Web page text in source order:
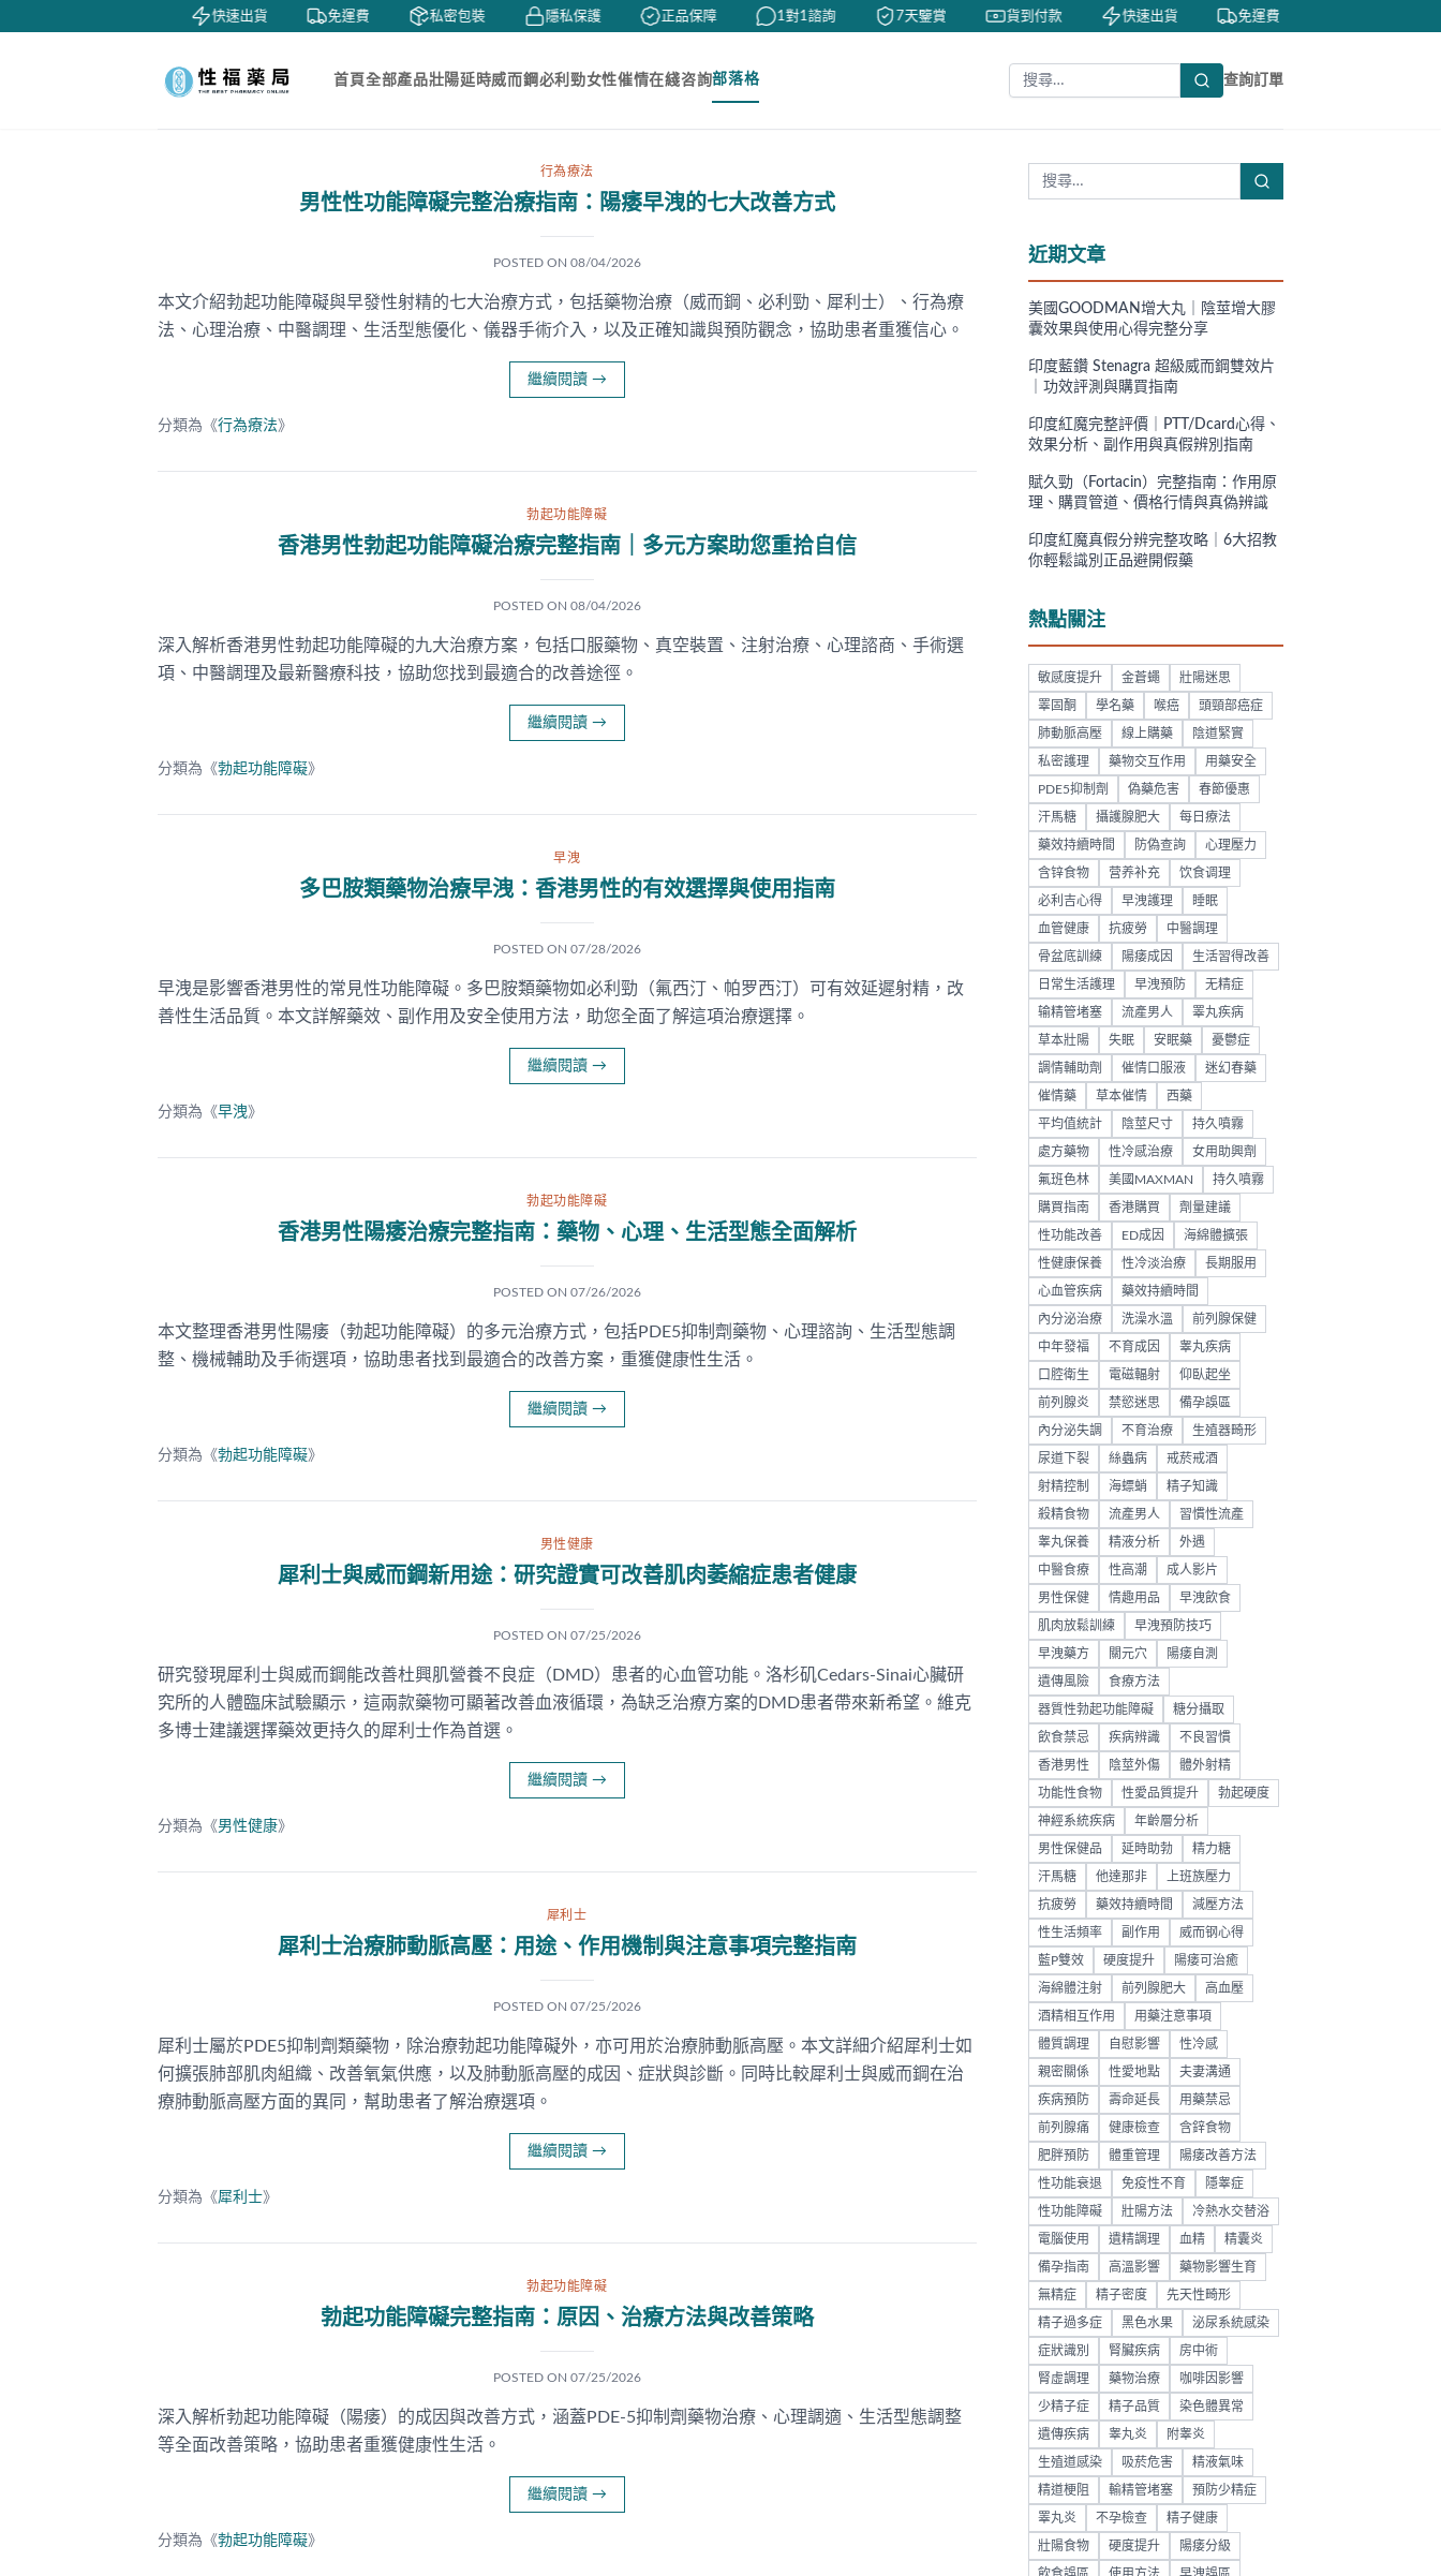
快速出貨 免運費 私密包裝 隱私保護 正品保障 1對1諮詢 7天鑒賞 貨到付款 快速出貨 免運費
首頁全部產品壯陽延時威而鋼必利勁女性催情在綫咨詢部落格 查詢訂單
行為療法
男性性功能障礙完整治療指南：陽痿早洩的七大改善方式
POSTED ON 08/04/2026
本文介紹勃起功能障礙與早發性射精的七大治療方式，包括藥物治療（威而鋼、必利勁、犀利士）、行為療
法、心理治療、中醫調理、生活型態優化、儀器手術介入，以及正確知識與預防觀念，協助患者重獲信心。
繼續閱讀 →
分類為《行為療法》
勃起功能障礙
香港男性勃起功能障礙治療完整指南｜多元方案助您重拾自信
POSTED ON 08/04/2026
深入解析香港男性勃起功能障礙的九大治療方案，包括口服藥物、真空裝置、注射治療、心理諮商、手術選
項、中醫調理及最新醫療科技，協助您找到最適合的改善途徑。
繼續閱讀 →
分類為《勃起功能障礙》
早洩
多巴胺類藥物治療早洩：香港男性的有效選擇與使用指南
POSTED ON 07/28/2026
早洩是影響香港男性的常見性功能障礙。多巴胺類藥物如必利勁（氟西汀、帕罗西汀）可有效延遲射精，改
善性生活品質。本文詳解藥效、副作用及安全使用方法，助您全面了解這項治療選擇。
繼續閱讀 →
分類為《早洩》
勃起功能障礙
香港男性陽痿治療完整指南：藥物、心理、生活型態全面解析
POSTED ON 07/26/2026
本文整理香港男性陽痿（勃起功能障礙）的多元治療方式，包括PDE5抑制劑藥物、心理諮詢、生活型態調
整、機械輔助及手術選項，協助患者找到最適合的改善方案，重獲健康性生活。
繼續閱讀 →
分類為《勃起功能障礙》
男性健康
犀利士與威而鋼新用途：研究證實可改善肌肉萎縮症患者健康
POSTED ON 07/25/2026
研究發現犀利士與威而鋼能改善杜興肌營養不良症（DMD）患者的心血管功能。洛杉矶Cedars-Sinai心臟研
究所的人體臨床試驗顯示，這兩款藥物可顯著改善血液循環，為缺乏治療方案的DMD患者帶來新希望。維克
多博士建議選擇藥效更持久的犀利士作為首選。
繼續閱讀 →
分類為《男性健康》
犀利士
犀利士治療肺動脈高壓：用途、作用機制與注意事項完整指南
POSTED ON 07/25/2026
犀利士屬於PDE5抑制劑類藥物，除治療勃起功能障礙外，亦可用於治療肺動脈高壓。本文詳細介紹犀利士如
何擴張肺部肌肉組織、改善氧氣供應，以及肺動脈高壓的成因、症狀與診斷。同時比較犀利士與威而鋼在治
療肺動脈高壓方面的異同，幫助患者了解治療選項。
繼續閱讀 →
分類為《犀利士》
勃起功能障礙
勃起功能障礙完整指南：原因、治療方法與改善策略
POSTED ON 07/25/2026
深入解析勃起功能障礙（陽痿）的成因與改善方式，涵蓋PDE-5抑制劑藥物治療、心理調適、生活型態調整
等全面改善策略，協助患者重獲健康性生活。
繼續閱讀 →
分類為《勃起功能障礙》
近期文章
美國GOODMAN增大丸｜陰莖增大膠
囊效果與使用心得完整分享
印度藍鑽 Stenagra 超級威而鋼雙效片
｜功效評測與購買指南
印度紅魔完整評價｜PTT/Dcard心得、
效果分析、副作用與真假辨別指南
賦久勁（Fortacin）完整指南：作用原
理、購買管道、價格行情與真偽辨識
印度紅魔真假分辨完整攻略｜6大招教
你輕鬆識別正品避開假藥
熱點關注
敏感度提升 金蒼蠅 壯陽迷思
睪固酮 學名藥 喉癌 頭頸部癌症
肺動脈高壓 線上購藥 陰道緊實
私密護理 藥物交互作用 用藥安全
PDE5抑制劑 偽藥危害 春節優惠
汗馬糖 攝護腺肥大 每日療法
藥效持續時間 防偽查詢 心理壓力
含锌食物 营养补充 饮食调理
必利吉心得 早洩護理 睡眠
血管健康 抗疲勞 中醫調理
骨盆底訓練 陽痿成因 生活習得改善
日常生活護理 早洩預防 无精症
输精管堵塞 流產男人 睪丸疾病
草本壯陽 失眠 安眠藥 憂鬱症
調情輔助劑 催情口服液 迷幻春藥
催情藥 草本催情 西藥
平均值統計 陰莖尺寸 持久噴霧
處方藥物 性冷感治療 女用助興劑
氟班色林 美國MAXMAN 持久噴霧
購買指南 香港購買 劑量建議
性功能改善 ED成因 海綿體擴張
性健康保養 性冷淡治療 長期服用
心血管疾病 藥效持續時間
內分泌治療 洗澡水溫 前列腺保健
中年發福 不育成因 睾丸疾病
口腔衛生 電磁輻射 仰臥起坐
前列腺炎 禁慾迷思 備孕誤區
內分泌失調 不育治療 生殖器畸形
尿道下裂 絲蟲病 戒菸戒酒
射精控制 海螵蛸 精子知識
殺精食物 流產男人 習慣性流產
睾丸保養 精液分析 外遇
中醫食療 性高潮 成人影片
男性保健 情趣用品 早洩飲食
肌肉放鬆訓練 早洩預防技巧
早洩藥方 關元穴 陽痿自測
遺傳風險 食療方法
器質性勃起功能障礙 糖分攝取
飲食禁忌 疾病辨識 不良習慣
香港男性 陰莖外傷 體外射精
功能性食物 性愛品質提升 勃起硬度
神經系統疾病 年齡層分析
男性保健品 延時助勃 精力糖
汗馬糖 他達那非 上班族壓力
抗疲勞 藥效持續時間 減壓方法
性生活頻率 副作用 威而钢心得
藍P雙效 硬度提升 陽痿可治癒
海綿體注射 前列腺肥大 高血壓
酒精相互作用 用藥注意事項
體質調理 自慰影響 性冷感
親密關係 性愛地點 夫妻溝通
疾病預防 壽命延長 用藥禁忌
前列腺痛 健康檢查 含鋅食物
肥胖預防 體重管理 陽痿改善方法
性功能衰退 免疫性不育 隱睾症
性功能障礙 壯陽方法 冷熱水交替浴
電腦使用 遺精調理 血精 精囊炎
備孕指南 高溫影響 藥物影響生育
無精症 精子密度 先天性畸形
精子過多症 黑色水果 泌尿系統感染
症狀識別 腎臟疾病 房中術
腎虛調理 藥物治療 咖啡因影響
少精子症 精子品質 染色體異常
遺傳疾病 睾丸炎 附睾炎
生殖道感染 吸菸危害 精液氣味
精道梗阻 輸精管堵塞 預防少精症
睪丸炎 不孕檢查 精子健康
壯陽食物 硬度提升 陽痿分級